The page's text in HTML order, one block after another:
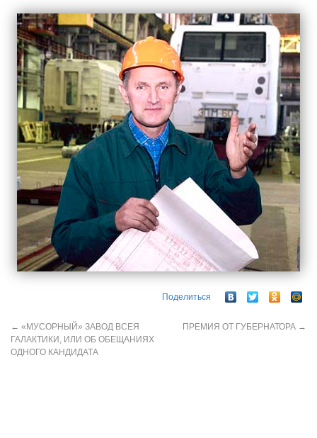
Поделиться
← «МУСОРНЫЙ» ЗАВОД ВСЕЯ
ГАЛАКТИКИ, ИЛИ ОБ ОБЕЩАНИЯХ
ОДНОГО КАНДИДАТА
ПРЕМИЯ ОТ ГУБЕРНАТОРА →